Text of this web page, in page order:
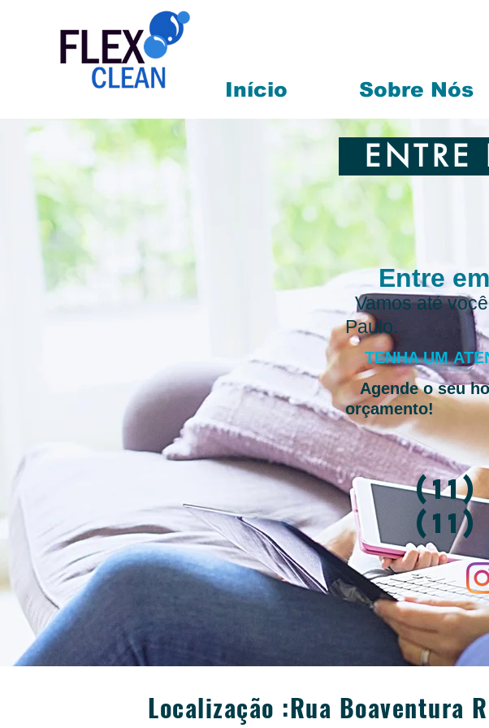
Início Sobre Nós
Entre
Vamos até
Paulo.
TENHA UM
Agende o seu
orçamento!
Localização :Rua Boaventura